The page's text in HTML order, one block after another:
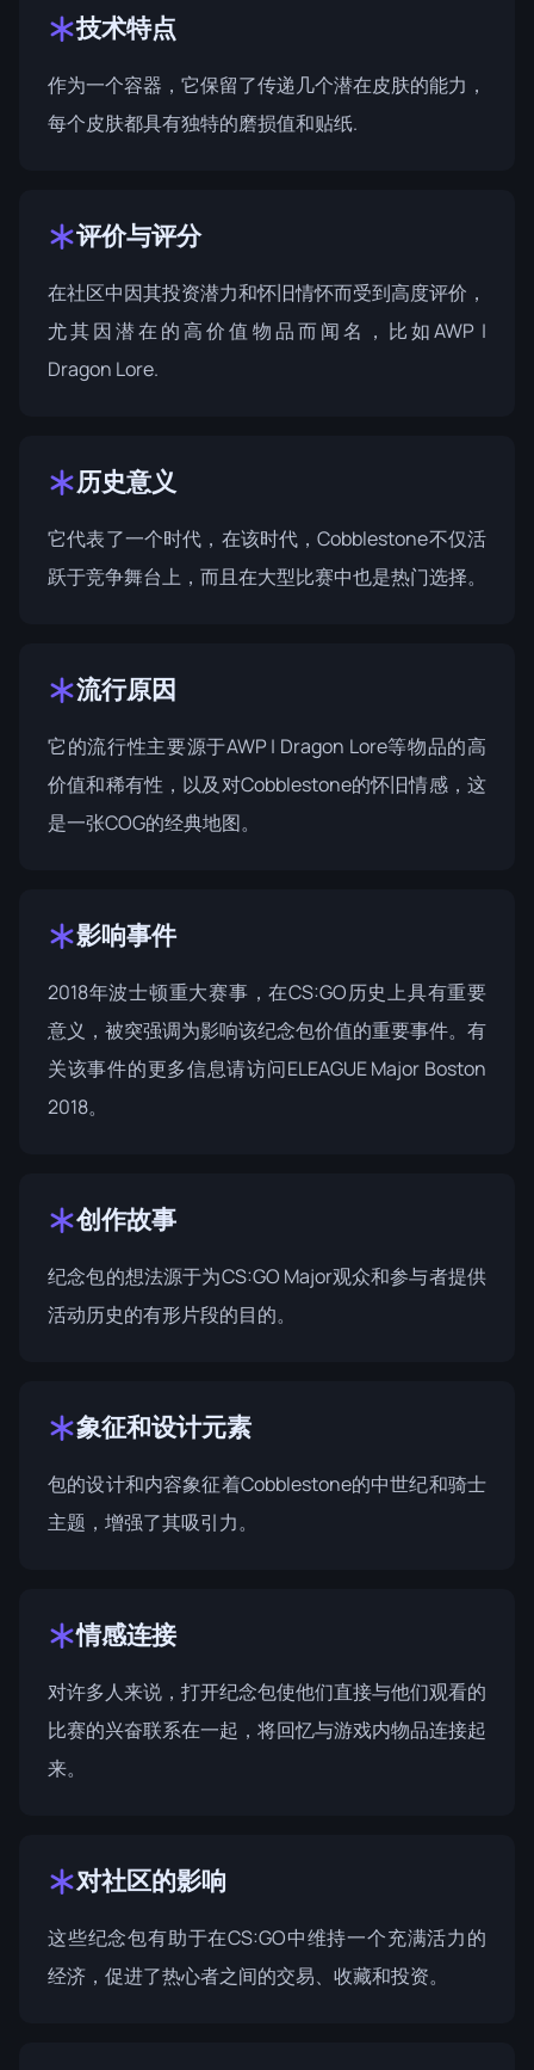
技术特点
作为一个容器，它保留了传递几个潜在皮肤的能力，
每个皮肤都具有独特的磨损值和贴纸.
评价与评分
在社区中因其投资潜力和怀旧情怀而受到高度评价，
尤其因潜在的高价值物品而闻名，比如AWP |
Dragon Lore.
历史意义
它代表了一个时代，在该时代，Cobblestone不仅活
跃于竞争舞台上，而且在大型比赛中也是热门选择。
流行原因
它的流行性主要源于AWP | Dragon Lore等物品的高
价值和稀有性，以及对Cobblestone的怀旧情感，这
是一张COG的经典地图。
影响事件
2018年波士顿重大赛事，在CS:GO历史上具有重要
意义，被突强调为影响该纪念包价值的重要事件。有
关该事件的更多信息请访问ELEAGUE Major Boston
2018。
创作故事
纪念包的想法源于为CS:GO Major观众和参与者提供
活动历史的有形片段的目的。
象征和设计元素
包的设计和内容象征着Cobblestone的中世纪和骑士
主题，增强了其吸引力。
情感连接
对许多人来说，打开纪念包使他们直接与他们观看的
比赛的兴奋联系在一起，将回忆与游戏内物品连接起
来。
对社区的影响
这些纪念包有助于在CS:GO中维持一个充满活力的
经济，促进了热心者之间的交易、收藏和投资。